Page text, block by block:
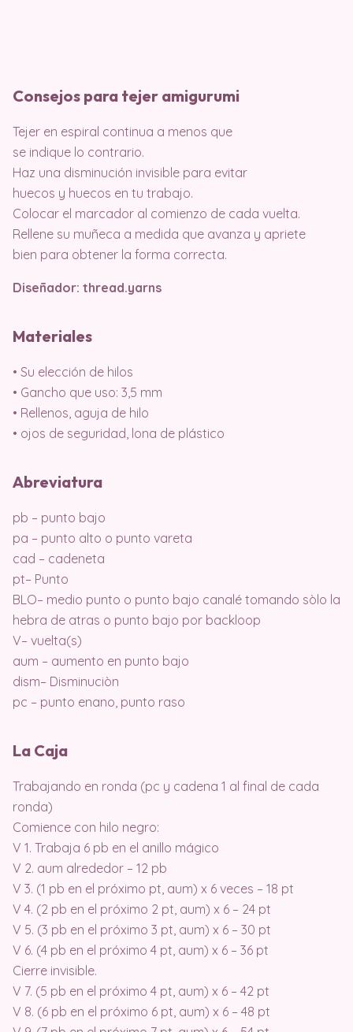
Consejos para tejer amigurumi
Tejer en espiral continua a menos que
se indique lo contrario.
Haz una disminución invisible para evitar
huecos y huecos en tu trabajo.
Colocar el marcador al comienzo de cada vuelta.
Rellene su muñeca a medida que avanza y apriete
bien para obtener la forma correcta.
Diseñador: thread.yarns
Materiales
• Su elección de hilos
• Gancho que uso: 3,5 mm
• Rellenos, aguja de hilo
• ojos de seguridad, lona de plástico
Abreviatura
pb – punto bajo
pa – punto alto o punto vareta
cad – cadeneta
pt– Punto
BLO– medio punto o punto bajo canalé tomando sòlo la
hebra de atras o punto bajo por backloop
V– vuelta(s)
aum – aumento en punto bajo
dism– Disminuciòn
pc – punto enano, punto raso
La Caja
Trabajando en ronda (pc y cadena 1 al final de cada
ronda)
Comience con hilo negro:
V 1. Trabaja 6 pb en el anillo mágico
V 2. aum alrededor – 12 pb
V 3. (1 pb en el próximo pt, aum) x 6 veces – 18 pt
V 4. (2 pb en el próximo 2 pt, aum) x 6 – 24 pt
V 5. (3 pb en el próximo 3 pt, aum) x 6 – 30 pt
V 6. (4 pb en el próximo 4 pt, aum) x 6 – 36 pt
Cierre invisible.
V 7. (5 pb en el próximo 4 pt, aum) x 6 – 42 pt
V 8. (6 pb en el próximo 6 pt, aum) x 6 – 48 pt